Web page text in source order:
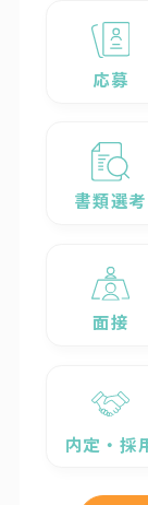
応募
書類選考
面接
内定・採